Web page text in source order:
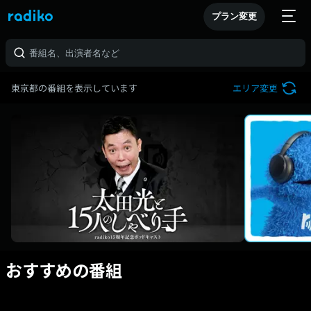
プラン変更
東京都の番組を表示しています エリア変更
おすすめの番組